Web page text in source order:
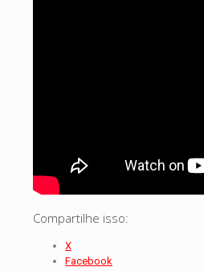
Compartilhe isso:
X
Facebook